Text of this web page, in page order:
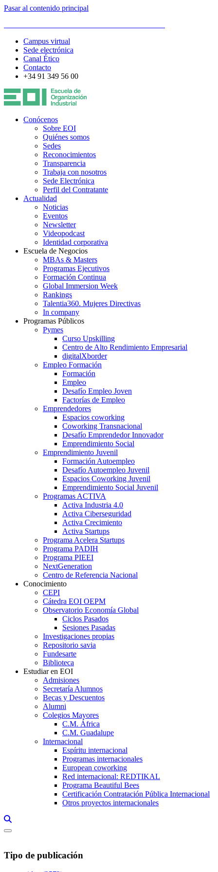
Pasar al contenido principal
Campus virtual
Sede electrónica
Canal Ético
Contacto
+34 91 349 56 00
Conócenos
Sobre EOI
Quiénes somos
Sedes
Reconocimientos
Transparencia
Trabaja con nosotros
Sede Electrónica
Perfil del Contratante
Actualidad
Noticias
Eventos
Newsletter
Videopodcast
Identidad corporativa
Escuela de Negocios
MBAs & Masters
Programas Ejecutivos
Formación Continua
Global Immersion Week
Rankings
Talentia360. Mujeres Directivas
In company
Programas Públicos
Pymes
Curso Upskilling
Centro de Alto Rendimiento Empresarial
digitalXborder
Empleo Formación
Formación
Empleo
Desafío Empleo Joven
Factorías de Empleo
Emprendedores
Espacios coworking
Coworking Transnacional
Desafío Emprendedor Innovador
Emprendimiento Social
Emprendimiento Juvenil
Formación Autoempleo
Desafío Autoempleo Juvenil
Espacios Coworking Juvenil
Emprendimiento Social Juvenil
Programas ACTIVA
Activa Industria 4.0
Activa Ciberseguridad
Activa Crecimiento
Activa Startups
Programa Acelera Startups
Programa PADIH
Programa PIEEI
NextGeneration
Centro de Referencia Nacional
Conocimiento
CEPI
Cátedra EOI OEPM
Observatorio Economía Global
Ciclos Pasados
Sesiones Pasadas
Investigaciones propias
Repositorio savia
Fundesarte
Biblioteca
Estudiar en EOI
Admisiones
Secretaría Alumnos
Becas y Descuentos
Alumni
Colegios Mayores
C.M. África
C.M. Guadalupe
Internacional
Espíritu internacional
Programas internacionales
European coworking
Red internacional: REDTIKAL
Programa Beautiful Bees
Certificación Contratación Pública Internacional
Otros proyectos internacionales
Tipo de publicación